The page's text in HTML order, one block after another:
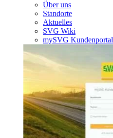
Über uns
Standorte
Aktuelles
SVG Wiki
mySVG Kundenportal